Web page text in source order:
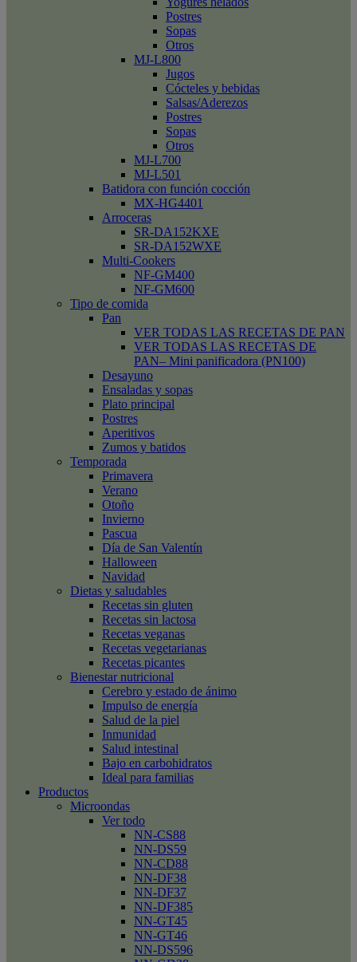
Postres
Sopas
Otros
MJ-L800
Jugos
Cócteles y bebidas
Salsas/Aderezos
Postres
Sopas
Otros
MJ-L700
MJ-L501
Batidora con función cocción
MX-HG4401
Arroceras
SR-DA152KXE
SR-DA152WXE
Multi-Cookers
NF-GM400
NF-GM600
Tipo de comida
Pan
VER TODAS LAS RECETAS DE PAN
VER TODAS LAS RECETAS DE
PAN– Mini panificadora (PN100)
Desayuno
Ensaladas y sopas
Plato principal
Postres
Aperitivos
Zumos y batidos
Temporada
Primavera
Verano
Otoño
Invierno
Pascua
Día de San Valentín
Halloween
Navidad
Dietas y saludables
Recetas sin gluten
Recetas sin lactosa
Recetas veganas
Recetas vegetarianas
Recetas picantes
Bienestar nutricional
Cerebro y estado de ánimo
Impulso de energía
Salud de la piel
Inmunidad
Salud intestinal
Bajo en carbohidratos
Ideal para familias
Productos
Microondas
Ver todo
NN-CS88
NN-DS59
NN-CD88
NN-DF38
NN-DF37
NN-DF385
NN-GT45
NN-GT46
NN-DS596